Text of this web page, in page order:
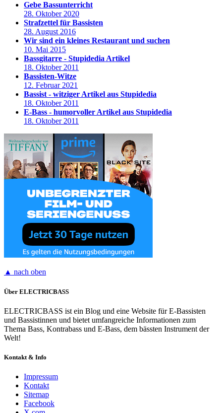
Gebe Bassunterricht
28. Oktober 2020
Strafzettel für Bassisten
28. August 2016
Wir sind ein kleines Restaurant und suchen
10. Mai 2015
Bassgitarre - Stupidedia Artikel
18. Oktober 2011
Bassisten-Witze
12. Februar 2021
Bassist - witziger Artikel aus Stupidedia
18. Oktober 2011
E-Bass - humorvoller Artikel aus Stupidedia
18. Oktober 2011
▲ nach oben
Über ELECTRICBASS
ELECTRICBASS ist ein Blog und eine Website für E-Bassisten
und Bassistinnen und bietet umfangreiche Informationen zum
Thema Bass, Kontrabass und E-Bass, dem bässten Instrument der
Welt!
Kontakt & Info
Impressum
Kontakt
Sitemap
Facebook